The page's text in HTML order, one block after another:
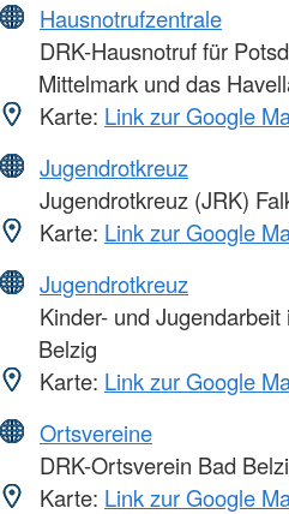
Hausnotrufzentrale
DRK-Hausnotruf für
Mittelmark und das
Karte: Link zur Google
Jugendrotkreuz
Jugendrotkreuz (JRK)
Karte: Link zur Google
Jugendrotkreuz
Kinder- und
Belzig
Karte: Link zur Google
Ortsvereine
DRK-Ortsverein Bad
Karte: Link zur Google